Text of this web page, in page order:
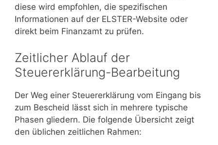
diese wird empfohlen, die spezifischen
Informationen auf der ELSTER-Website oder
direkt beim Finanzamt zu prüfen.
Zeitlicher Ablauf der
Steuererklärung-Bearbeitung
Der Weg einer Steuererklärung vom Eingang bis
zum Bescheid lässt sich in mehrere typische
Phasen gliedern. Die folgende Übersicht zeigt
den üblichen zeitlichen Rahmen: